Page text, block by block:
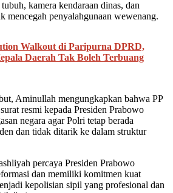
kamera kendaraan dinas, dan
mencegah penyalahgunaan wewenang.
Walkout di Paripurna DPRD,
Daerah Tak Boleh Terbuang
Aminullah mengungkapkan bahwa PP
resmi kepada Presiden Prabowo
negara agar Polri tetap berada
dan tidak ditarik ke dalam struktur
percaya Presiden Prabowo
dan memiliki komitmen kuat
kepolisian sipil yang profesional dan